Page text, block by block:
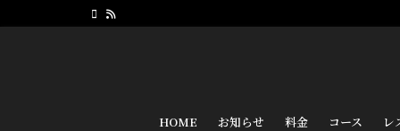
HOME お知らせ 料金 コース レ